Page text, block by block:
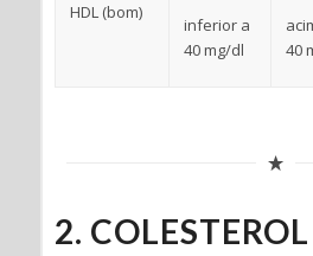
HDL (bom)
inferior a
40 mg/dl
40
2.